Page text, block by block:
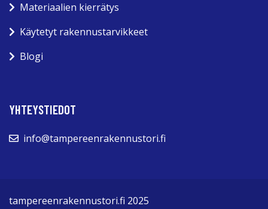
Materiaalien kierrätys
Käytetyt rakennustarvikkeet
Blogi
YHTEYSTIEDOT
info@tampereenrakennustori.fi
tampereenrakennustori.fi 2025